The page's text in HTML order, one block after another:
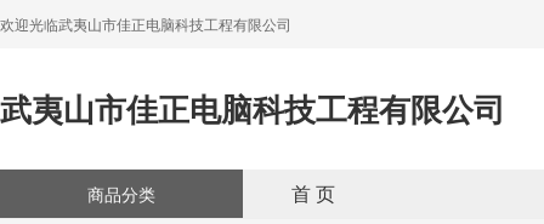
欢迎光临武夷山市佳正电脑科技工程有限公司
武夷山市佳正电脑科技工程有限公司
商品分类 首 页